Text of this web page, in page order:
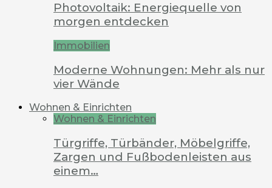
Photovoltaik: Energiequelle von
morgen entdecken
Immobilien
Moderne Wohnungen: Mehr als nur
vier Wände
Wohnen & Einrichten
Wohnen & Einrichten
Türgriffe, Türbänder, Möbelgriffe,
Zargen und Fußbodenleisten aus
einem…